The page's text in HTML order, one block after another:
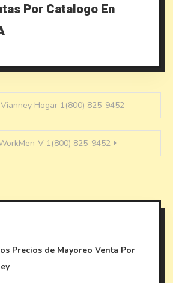
Por Catalogo En
Hogar 1(800) 825-9452
V 1(800) 825-9452
Precios de Mayoreo Venta Por